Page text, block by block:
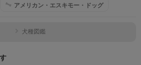
アメリカン・エスキモー・ドッグ
犬種図鑑